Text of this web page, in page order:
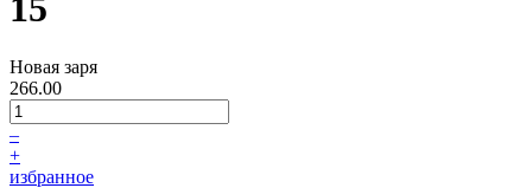
15
Новая заря
266.00
–
+
избранное